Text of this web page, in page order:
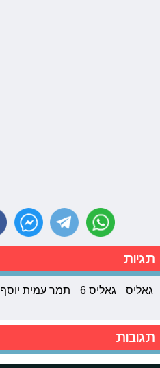
תגיות
גאליס גאליס 6 תמר עמית יוסף
תגובות